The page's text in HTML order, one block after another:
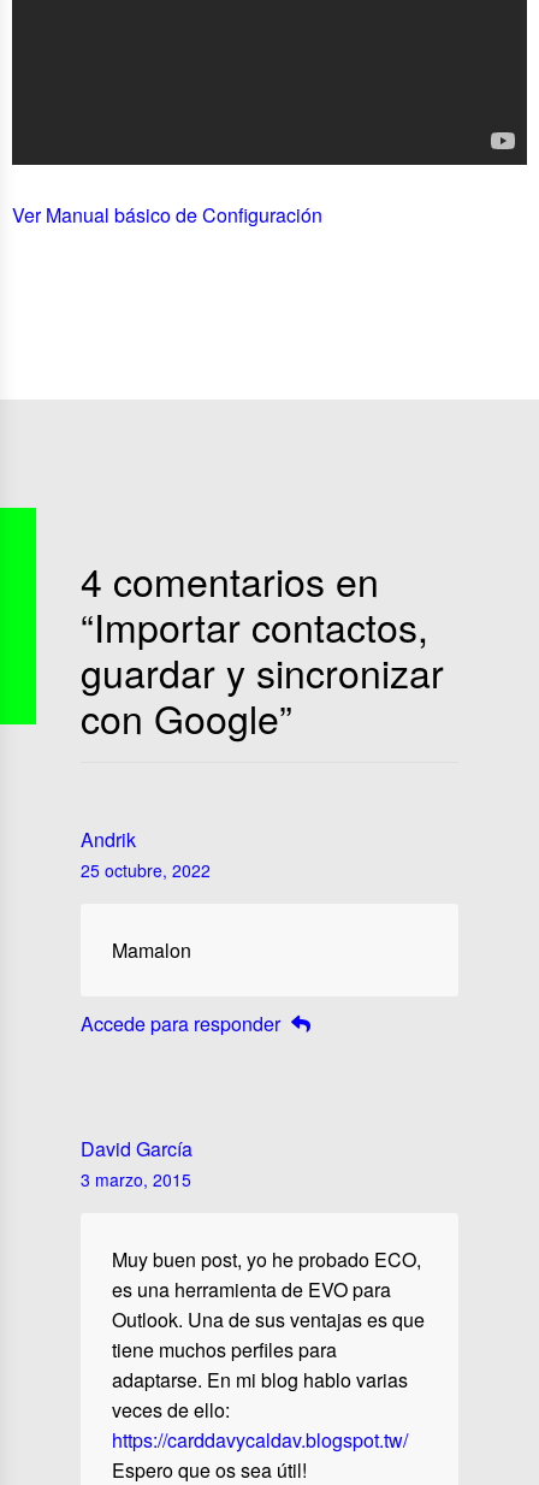
Ver Manual básico de Configuración
4 comentarios en
“Importar contactos,
guardar y sincronizar
con Google”
Andrik
25 octubre, 2022
Mamalon
Accede para responder
David García
3 marzo, 2015
Muy buen post, yo he probado ECO,
es una herramienta de EVO para
Outlook. Una de sus ventajas es que
tiene muchos perfiles para
adaptarse. En mi blog hablo varias
veces de ello:
https://carddavycaldav.blogspot.tw/
Espero que os sea útil!